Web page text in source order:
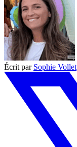
Écrit par Sophie Vollet